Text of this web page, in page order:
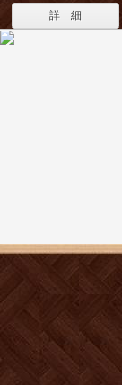
詳 細